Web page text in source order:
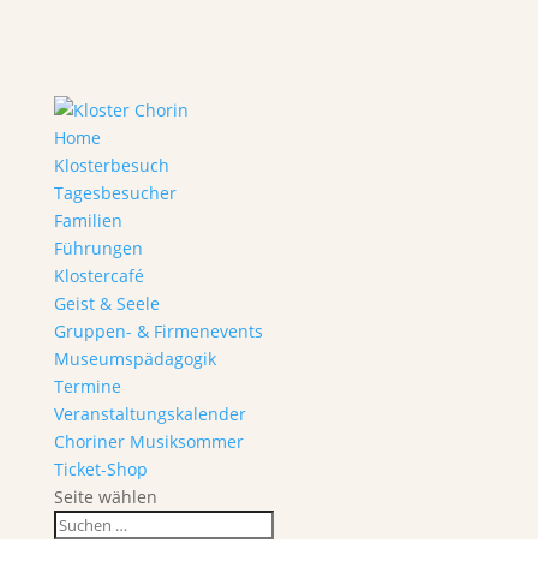
Home
Klosterbesuch
Tagesbesucher
Familien
Führungen
Klostercafé
Geist & Seele
Gruppen- & Firmenevents
Museumspädagogik
Termine
Veranstaltungskalender
Choriner Musiksommer
Ticket-Shop
Seite wählen